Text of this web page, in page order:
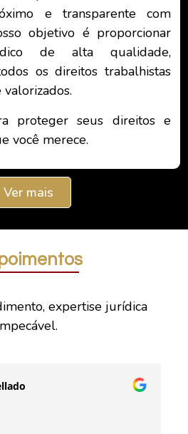
e transparente com
objetivo é proporcionar
de alta qualidade,
os direitos trabalhistas
proteger seus direitos e
você merece.
Ver mais
expertise jurídica